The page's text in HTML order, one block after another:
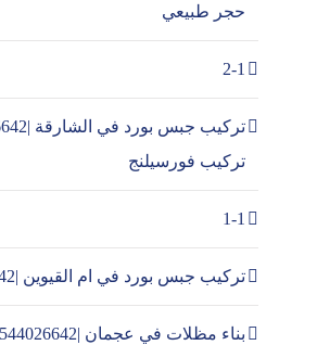
حجر طبيعي
2-1
تركيب فورسيلنج
1-1
تركيب جبس بورد في ام القيوين |0544026642